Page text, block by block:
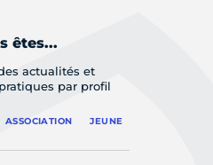
êtes...
actualités et
par profil
ASSOCIATION JEUNE